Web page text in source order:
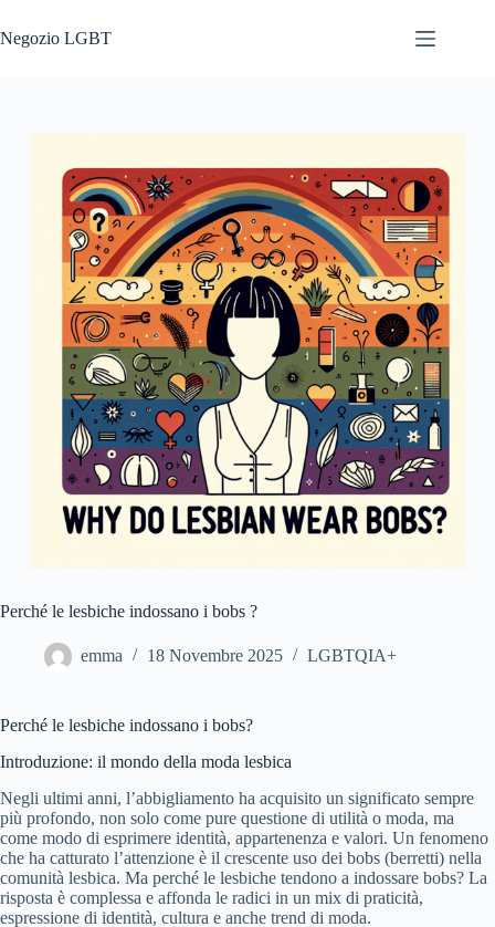
al
contenuto
Negozio LGBT
Perché le lesbiche indossano i bobs ?
emma 18 Novembre 2025 LGBTQIA+
Perché le lesbiche indossano i bobs?
Introduzione: il mondo della moda lesbica
Negli ultimi anni, l’abbigliamento ha acquisito un significato sempre
più profondo, non solo come pure questione di utilità o moda, ma
come modo di esprimere identità, appartenenza e valori. Un fenomeno
che ha catturato l’attenzione è il crescente uso dei bobs (berretti) nella
comunità lesbica. Ma perché le lesbiche tendono a indossare bobs? La
risposta è complessa e affonda le radici in un mix di praticità,
espressione di identità, cultura e anche trend di moda.